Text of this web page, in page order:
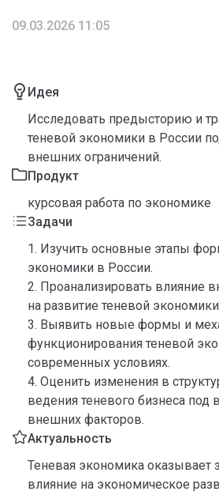
09.03.2026 11:05
Идея
Исследовать предысторию и
теневой экономики в России
внешних ограничений.
Продукт
курсовая работа по экономике
Задачи
1. Изучить основные этапы
экономики в России.
2. Проанализировать влияние
на развитие теневой
3. Выявить новые формы и
функционирования теневой
современных условиях.
4. Оценить изменения в
ведения теневого бизнеса под
внешних факторов.
Актуальность
Теневая экономика оказывает
влияние на экономическое